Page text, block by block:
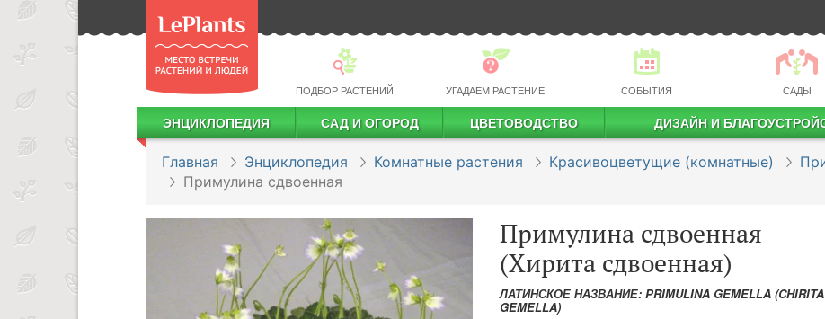
ПОДБОР РАСТЕНИЙ УГАДАЕМ РАСТЕНИЕ СОБЫТИЯ САДЫ
ЭНЦИКЛОПЕДИЯ САД И ОГОРОД ЦВЕТОВОДСТВО ДИЗАЙН И
Главная Энциклопедия Комнатные растения Красивоцветущие (комнатные)
Примулина сдвоенная
Примулина сдвоенная
(Хирита сдвоенная)
ЛАТИНСКОЕ НАЗВАНИЕ: PRIMULINA GEMELLA (CHIRITA
GEMELLA)